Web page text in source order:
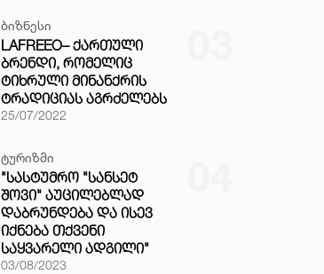
ბიზნესი
LAFREEO– ᲥᲐᲠᲗᲣᲚᲘ
ᲑᲠᲔᲜᲓᲘ, ᲠᲝᲛᲔᲚᲘᲪ
ᲢᲘᲮᲠᲣᲚᲘ ᲛᲘᲜᲐᲜᲥᲠᲘᲡ
ᲢᲠᲐᲓᲘᲪᲘᲐᲡ ᲐᲒᲠᲫᲔᲚᲔᲑᲡ
25/07/2022
ტურიზმი
"ᲡᲐᲡᲢᲣᲛᲠᲝ "ᲡᲐᲜᲡᲔᲢ
ᲨᲝᲕᲘ" ᲐᲣᲪᲘᲚᲔᲑᲚᲐᲓ
ᲓᲐᲑᲠᲣᲜᲓᲔᲑᲐ ᲓᲐ ᲘᲡᲔᲕ
ᲘᲥᲜᲔᲑᲐ ᲗᲥᲕᲔᲜᲘ
ᲡᲐᲧᲕᲐᲠᲔᲚᲘ ᲐᲓᲒᲘᲚᲘ"
03/08/2023